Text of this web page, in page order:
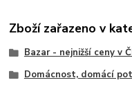
Zboží zařazeno v
Bazar - nejnižší ceny v
Domácnost, domácí